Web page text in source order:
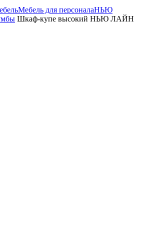
Мебель для персоналаНЬЮ
Шкаф-купе высокий НЬЮ ЛАЙН